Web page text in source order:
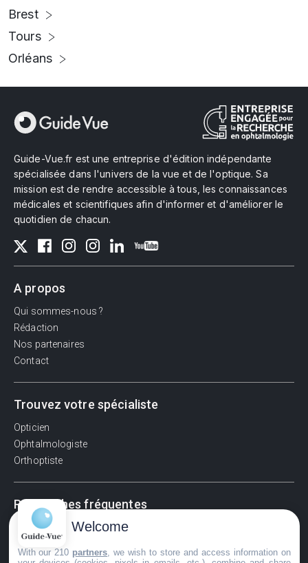
Brest
Tours
Orléans
Guide-Vue.fr est une entreprise d'édition indépendante
spécialisée dans l'univers de la vue et de l'optique. Sa
mission est de rendre accessible à tous, les connaissances
médicales et scientifiques afin d'informer et d'améliorer le
quotidien de chacun.
A propos
Qui sommes-nous ?
Rédaction
Nos partenaires
Contact
Trouvez votre spécialiste
Opticien
Ophtalmologiste
Orthoptiste
Recherches fréquentes
Pathologies adultes
La vision
Welcome
With our 210 partners , we wish to store and access information on